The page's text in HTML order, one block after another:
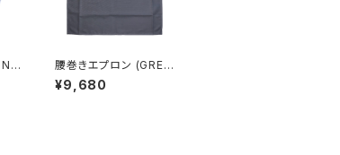
腰巻きエプロン (GRE
Y) / DRESSSEN
¥9,680